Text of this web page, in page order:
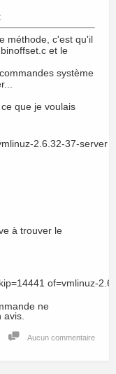
méthode, c'est qu'il
et le
système
que je voulais
2.6.32-37-
à trouver le
of=vmlinuz-
ne
Aucun commentaire